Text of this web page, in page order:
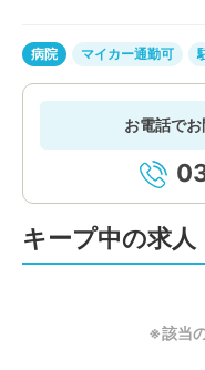
病院 マイカー通勤可
お電話で
キープ中の求人
※該当